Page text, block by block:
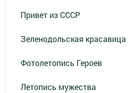
Привет из СССР
Зеленодольская красавица
Фотолетопись Героев
Летопись мужества